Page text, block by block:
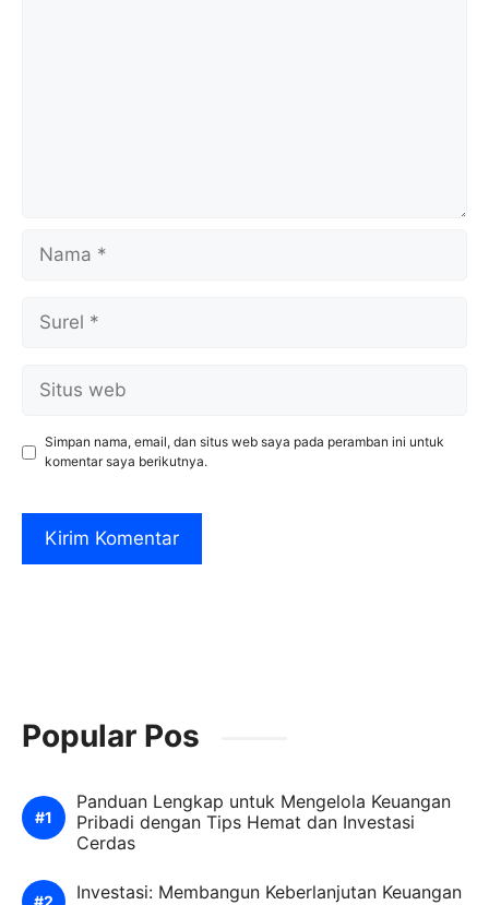
Nama
Surel
Situs
web
Simpan nama, email, dan situs web saya pada peramban ini untuk
komentar saya berikutnya.
Popular Pos
Panduan Lengkap untuk Mengelola Keuangan
Pribadi dengan Tips Hemat dan Investasi
Cerdas
Investasi: Membangun Keberlanjutan Keuangan